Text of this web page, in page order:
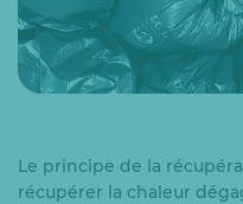
Le principe de la
récupérer la chaleur